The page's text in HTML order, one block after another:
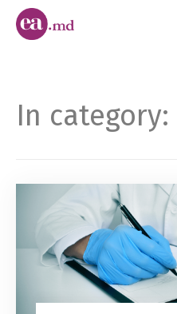
In category: